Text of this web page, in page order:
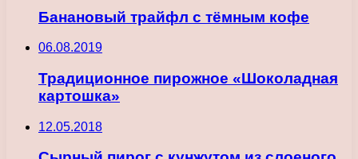
Банановый трайфл с тёмным кофе
06.08.2019
Традиционное пирожное «Шоколадная
картошка»
12.05.2018